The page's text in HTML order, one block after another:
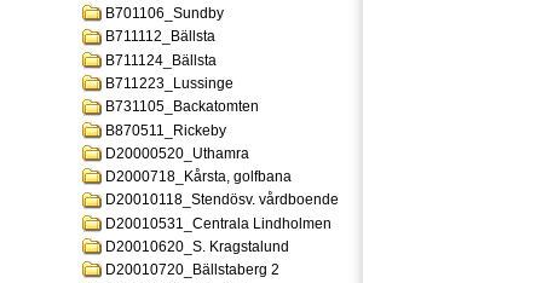
B701106_Sundby
B711112_Bällsta
B711124_Bällsta
B711223_Lussinge
B731105_Backatomten
B870511_Rickeby
D20000520_Uthamra
D2000718_Kårsta, golfbana
D20010118_Stendösv. vårdboende
D20010531_Centrala Lindholmen
D20010620_S. Kragstalund
D20010720_Bällstaberg 2